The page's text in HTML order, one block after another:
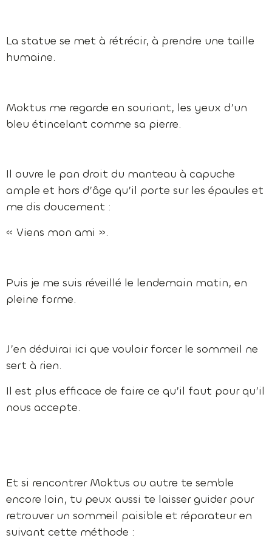
La statue se met à rétrécir, à prendre une taille
humaine.
Moktus me regarde en souriant, les yeux d’un
bleu étincelant comme sa pierre.
Il ouvre le pan droit du manteau à capuche
ample et hors d’âge qu’il porte sur les épaules et
me dis doucement :
« Viens mon ami ».
Puis je me suis réveillé le lendemain matin, en
pleine forme.
J’en déduirai ici que vouloir forcer le sommeil ne
sert à rien.
Il est plus efficace de faire ce qu’il faut pour qu’il
nous accepte.
Et si rencontrer Moktus ou autre te semble
encore loin, tu peux aussi te laisser guider pour
retrouver un sommeil paisible et réparateur en
suivant cette méthode :